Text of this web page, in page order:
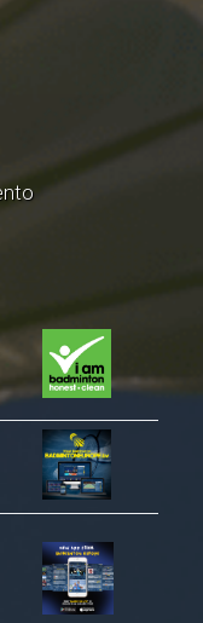
ON
ITALIANI